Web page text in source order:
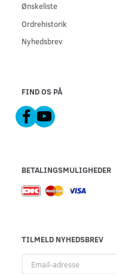
Ønskeliste
Ordrehistorik
Nyhedsbrev
FIND OS PÅ
BETALINGSMULIGHEDER
TILMELD NYHEDSBREV
adresse